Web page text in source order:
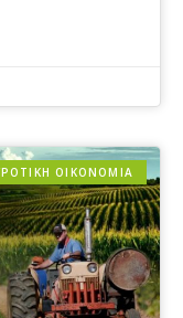
ΟΙΚΟΝΟΜΙΑ